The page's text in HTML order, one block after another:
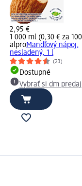
2,95 €
1 000 ml (0,30 € za
alproMandľový nápoj,
nesladený, 1 l
(23)
Dostupné
Vybrať si dm